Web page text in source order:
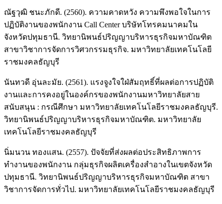
ณัฐวุฒิ ชนะภักดี. (2560). ความคาดหวัง ความพึงพอใจในการ
ปฏิบัติงานของพนักงาน Call Center บริษัทโทรคมนาคมใน
จังหวัดปทุมธานี. วิทยานิพนธ์ปริญญาบริหารธุรกิจมหาบัณฑิต
สาขาวิชาการจัดการวิศวกรรมธุรกิจ. มหาวิทยาลัยเทคโนโลยี
ราชมงคลธัญบุรี
นันทวดี อุ่นละมัย. (2561). แรงจูงใจใฝ่สัมฤทธิ์ที่ผลต่อการปฏิบัติ
งานและการคงอยู่ในองค์กรของพนักงานมหาวิทยาลัยสาย
สนับสนุน : กรณีศึกษา มหาวิทยาลัยเทคโนโลยีราชมงคลธัญบุรี.
วิทยานิพนธ์ปริญญาบริหารธุรกิจมหาบัณฑิต. มหาวิทยาลัย
เทคโนโลยีราชมงคลธัญบุรี
นิ่มนวน ทองแสน. (2557). ปัจจัยที่ส่งผลต่อประสิทธิภาพการ
ทำงานของพนักงาน กลุ่มธุรกิจผลิตเครื่องสำอางในเขตจังหวัด
ปทุมธานี. วิทยานิพนธ์ปริญญาบริหารธุรกิจมหาบัณฑิต สาขา
วิชาการจัดการทั่วไป. มหาวิทยาลัยเทคโนโลยีราชมงคลธัญบุรี